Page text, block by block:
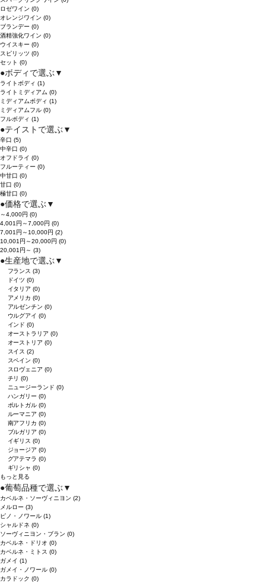
ロゼワイン (0)
オレンジワイン (0)
ブランデー (0)
酒精強化ワイン (0)
ウイスキー (0)
スピリッツ (0)
セット (0)
●ボディで選ぶ ▼
ライトボディ (1)
ライトミディアム (0)
ミディアムボディ (1)
ミディアムフル (0)
フルボディ (1)
●テイストで選ぶ ▼
辛口 (5)
中辛口 (0)
オフドライ (0)
フルーティー (0)
中甘口 (0)
甘口 (0)
極甘口 (0)
●価格で選ぶ ▼
～4,000円 (0)
4,001円～7,000円 (0)
7,001円～10,000円 (2)
10,001円～20,000円 (0)
20,001円～ (3)
●生産地で選ぶ ▼
フランス(3)
ドイツ(0)
イタリア(0)
アメリカ(0)
アルゼンチン(0)
ウルグアイ(0)
インド(0)
オーストラリア(0)
オーストリア(0)
スイス(2)
スペイン(0)
スロヴェニア(0)
チリ(0)
ニュージーランド(0)
ハンガリー(0)
ポルトガル(0)
ルーマニア(0)
南アフリカ(0)
ブルガリア(0)
イギリス(0)
ジョージア(0)
グアテマラ(0)
ギリシャ(0)
もっと見る
●葡萄品種で選ぶ ▼
カベルネ・ソーヴィニヨン (2)
メルロー (3)
ピノ・ノワール (1)
シャルドネ (0)
ソーヴィニヨン・ブラン (0)
カベルネ・ドリオ (0)
カベルネ・ミトス (0)
ガメイ (1)
ガメイ・ノワール (0)
カラドック (0)